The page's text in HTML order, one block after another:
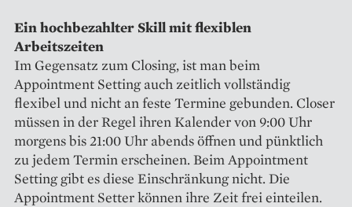
Ein hochbezahlter Skill mit flexiblen
Arbeitszeiten
Im Gegensatz zum Closing, ist man beim
Appointment Setting auch zeitlich vollständig
flexibel und nicht an feste Termine gebunden. Closer
müssen in der Regel ihren Kalender von 9:00 Uhr
morgens bis 21:00 Uhr abends öffnen und pünktlich
zu jedem Termin erscheinen. Beim Appointment
Setting gibt es diese Einschränkung nicht. Die
Appointment Setter können ihre Zeit frei einteilen.